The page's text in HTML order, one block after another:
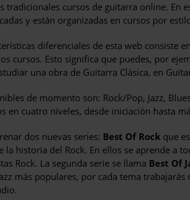
tradicionales cursos de guitarra online. En
y están organizadas en cursos por
diferenciales de esta web consiste
cursos. Esto significa que puedes, por
una obra de Guitarra Clásica, en
de momento son: Rock/Pop, Jazz,
en cuatro niveles, desde iniciación hasta
dos nuevas series: Best Of Rock que
la historia del Rock. En ellos se aprende a
Rock. La segunda serie se llama Best Of
más populares, por cada tema